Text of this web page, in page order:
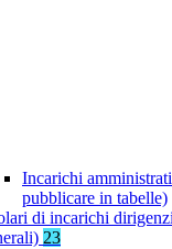
Incarichi
pubblicare in tabelle)
di incarichi
23